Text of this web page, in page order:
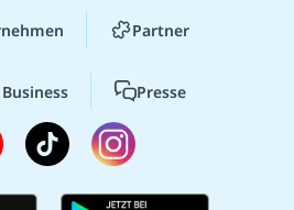
Partner
Presse